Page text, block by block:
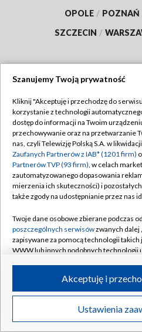
OPOLE / POZNAŃ
SZCZECIN /
Abonament TVP
Emisja w TVP
Centrum informacji TVP
Naziemna Telewizja Cyfrowa
Rada Programowa
System NOS
Informacje o nadawcy
Program dla prasy
Ogłoszenie przetargowe
Polityka
Moje
©2026 Telewizja
Szanujemy Twoją prywatność
Kliknij "Akceptuję i przechodzę do
korzystanie z technologii
dostęp do informacji na Twoim
przechowywanie oraz na przetwarzanie
nas, czyli Telewizję Polską S.A. w
Zaufanych Partnerów z IAB* (1201 firm)
Partnerów TVP (93 firm), w celach
zautomatyzowanego dopasowania
mierzenia ich skuteczności) i
także zgody na udostępnianie przez nas
Twoje dane osobowe zbierane podczas
poszczególnych serwisówzwanych dalej
zapisywane za pomocą technologii
WWW lub innych podobnych technologii
ruchu w Internecie.
Twoje dane osobowe zbierane podczas
poszczególnych serwisówna Portalu,
Ustawienia
Akceptuję i